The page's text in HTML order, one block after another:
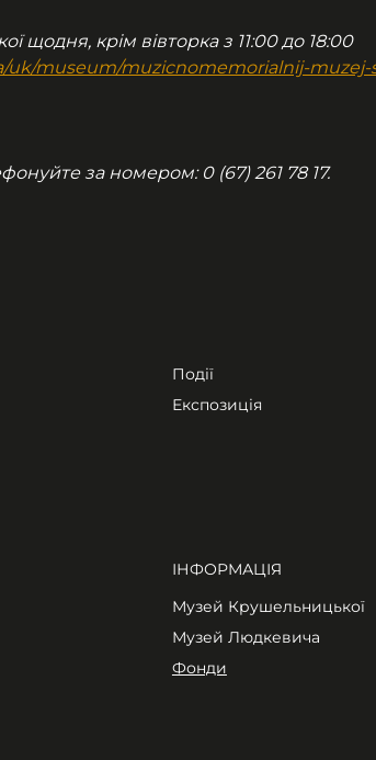
щодня, крім вівторка з 11:00 до 18:00
uk/museum/muzicnomemorialnij-
за номером: 0 (67) 261 78 17.
Події
Експозиція
ІНФОРМАЦІЯ
Музей Крушельницької
Музей Людкевича
Фонди